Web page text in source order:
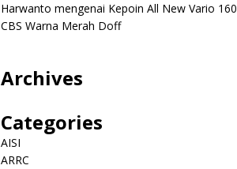
Harwanto mengenai Kepoin All New Vario 160
CBS Warna Merah Doff
Archives
Categories
AISI
ARRC